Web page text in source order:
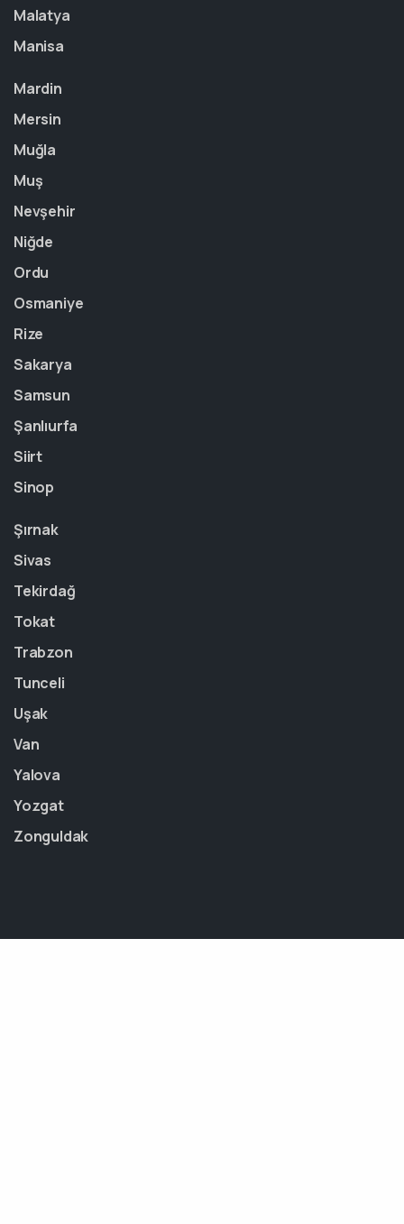
Malatya
Manisa
Mardin
Mersin
Muğla
Muş
Nevşehir
Niğde
Ordu
Osmaniye
Rize
Sakarya
Samsun
Şanlıurfa
Siirt
Sinop
Şırnak
Sivas
Tekirdağ
Tokat
Trabzon
Tunceli
Uşak
Van
Yalova
Yozgat
Zonguldak